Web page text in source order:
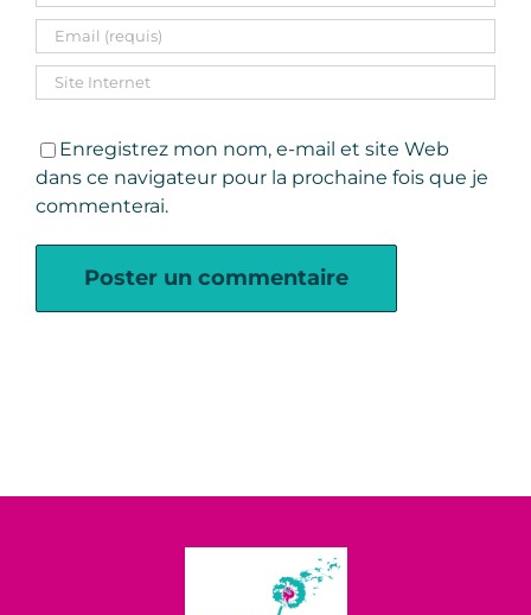
Enregistrez mon nom, e-mail et site Web
dans ce navigateur pour la prochaine fois que je
commenterai.